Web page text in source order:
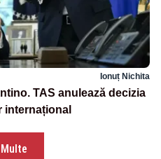
Ionuț Nichita
TAS anulează decizia
internațional